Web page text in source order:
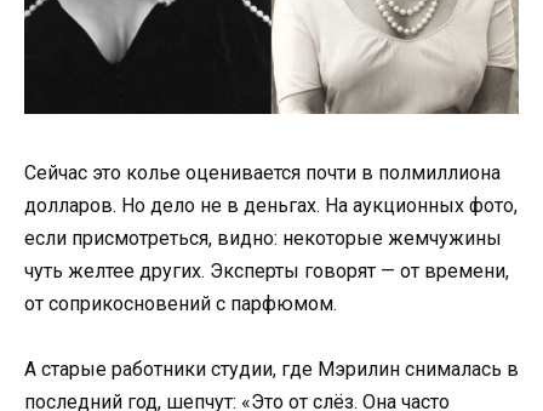
Сейчас это колье оценивается почти в полмиллиона
долларов. Но дело не в деньгах. На аукционных фото,
если присмотреться, видно: некоторые жемчужины
чуть желтее других. Эксперты говорят — от времени,
от соприкосновений с парфюмом.
А старые работники студии, где Мэрилин снималась в
последний год, шепчут: «Это от слёз. Она часто